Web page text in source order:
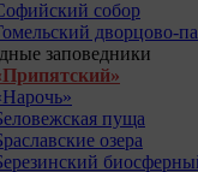
собор
дворцово-
заповедники
пуща
озера